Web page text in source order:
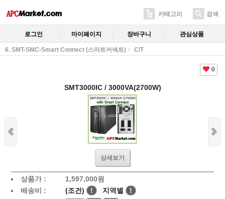
카테고리 검색
로그인 마이페이지 장바구니 관심상품
6. SMT-SMC-Smart Connect (스마트커넥트) C/T
0
SMT3000IC / 3000VA(2700W)
상세보기
상품가 : 1,597,000원
배송비 :
(조건) ! 지역별
!